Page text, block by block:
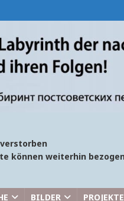
verstorben
können weiterhin
BILDER PROJEKTE